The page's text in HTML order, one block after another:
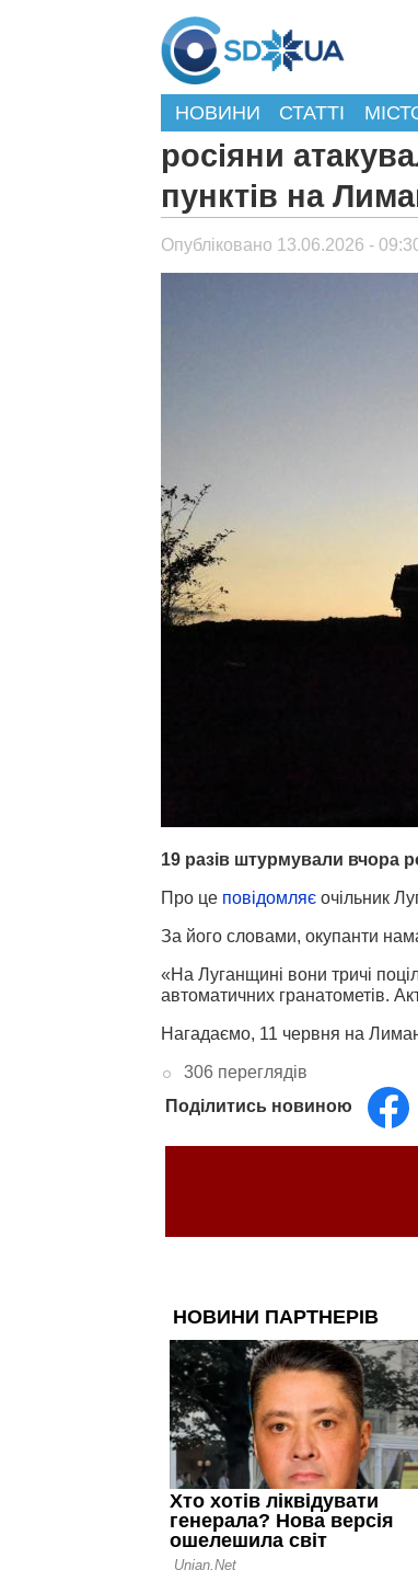
НОВИНИ СТАТТІ
росіяни
пунктів на
Опубліковано 13.06.2026 -
19 разів штурмували вчора
Про це повідомляє очільник
За його словами, окупанти
«На Луганщині вони тричі
автоматичних гранатометів.
Нагадаємо, 11 червня на
306 переглядів
Поділитись новиною